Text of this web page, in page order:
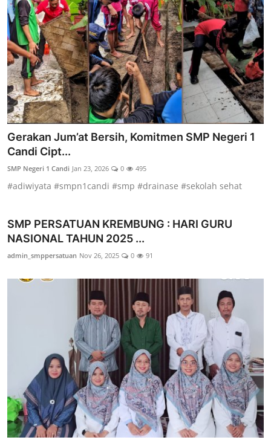
Gerakan Jum’at Bersih, Komitmen SMP Negeri 1
Candi Cipt...
SMP Negeri 1 Candi Jan 23, 2026 0 495
#adiwiyata #smpn1candi #smp #drainase #sekolah sehat
SMP PERSATUAN KREMBUNG : HARI GURU
NASIONAL TAHUN 2025 ...
admin_smppersatuan Nov 26, 2025 0 91